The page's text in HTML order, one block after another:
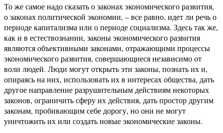
То же самое надо сказать о законах экономического развития,
о законах политической экономии, – все равно, идет ли речь о
периоде капитализма или о периоде социализма. Здесь так же,
как и в естествознании, законы экономического развития
являются объективными законами, отражающими процессы
экономического развития, совершающиеся независимо от
воли людей. Люди могут открыть эти законы, познать их и,
опираясь на них, использовать их в интересах общества, дать
другое направление разрушительным действиям некоторых
законов, ограничить сферу их действия, дать простор другим
законам, пробивающим себе дорогу, но они не могут
уничтожить их или создать новые экономические законы.